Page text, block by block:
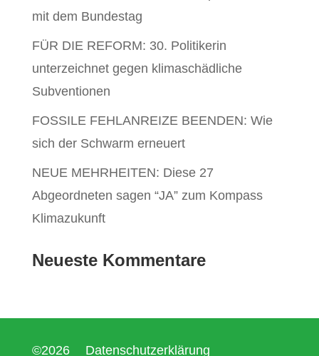
mit dem Bundestag
FÜR DIE REFORM: 30. Politikerin
unterzeichnet gegen klimaschädliche
Subventionen
FOSSILE FEHLANREIZE BEENDEN: Wie
sich der Schwarm erneuert
NEUE MEHRHEITEN: Diese 27
Abgeordneten sagen “JA” zum Kompass
Klimazukunft
Neueste Kommentare
©2026 Datenschutzerklärung